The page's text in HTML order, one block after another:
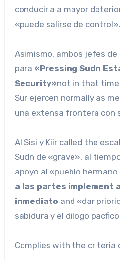
conducir a a mayor
«puede salirse de control».
Asimismo, ambos jefes
para «Pressing Sudn
Security»not in that time
Sur ejercen normally as
una extensa frontera con
Al Sisi y Kiir called the
Sudn de «grave», al
apoyo al «pueblo
a las partes implement
inmediato and «dar
sabidura y el dilogo
Complies with the criteria